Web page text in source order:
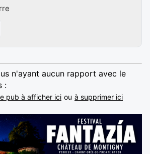
n'ayant aucun rapport avec le
:
pub à afficher ici ou à supprimer ici